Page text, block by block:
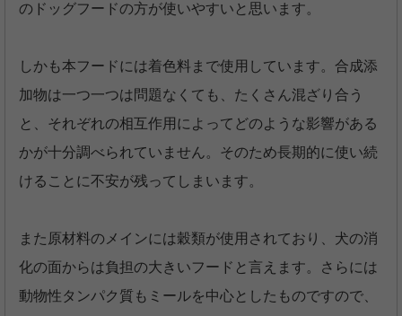
のドッグフードの方が使いやすいと思います。
しかも本フードには着色料まで使用しています。合成添
加物は一つ一つは問題なくても、たくさん混ざり合う
と、それぞれの相互作用によってどのような影響がある
かが十分調べられていません。そのため長期的に使い続
けることに不安が残ってしまいます。
また原材料のメインには穀類が使用されており、犬の消
化の面からは負担の大きいフードと言えます。さらには
動物性タンパク質もミールを中心としたものですので、